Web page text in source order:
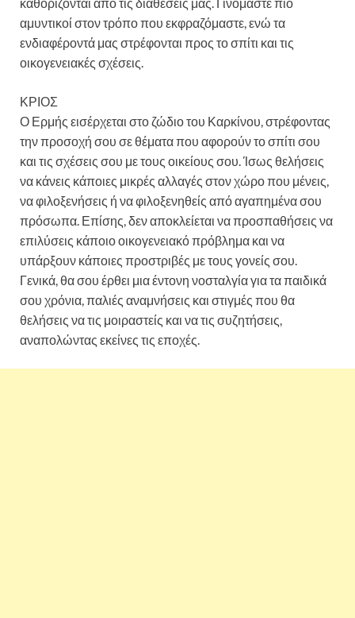
αμυντικοί στον τρόπο που εκφραζόμαστε, ενώ τα
ενδιαφέροντά μας στρέφονται προς το σπίτι και τις
οικογενειακές σχέσεις.
ΚΡΙΟΣ
Ο Ερμής εισέρχεται στο ζώδιο του Καρκίνου, στρέφοντας
την προσοχή σου σε θέματα που αφορούν το σπίτι σου
και τις σχέσεις σου με τους οικείους σου. Ίσως θελήσεις
να κάνεις κάποιες μικρές αλλαγές στον χώρο που μένεις,
να φιλοξενήσεις ή να φιλοξενηθείς από αγαπημένα σου
πρόσωπα. Επίσης, δεν αποκλείεται να προσπαθήσεις να
επιλύσεις κάποιο οικογενειακό πρόβλημα και να
υπάρξουν κάποιες προστριβές με τους γονείς σου.
Γενικά, θα σου έρθει μια έντονη νοσταλγία για τα παιδικά
σου χρόνια, παλιές αναμνήσεις και στιγμές που θα
θελήσεις να τις μοιραστείς και να τις συζητήσεις,
αναπολώντας εκείνες τις εποχές.